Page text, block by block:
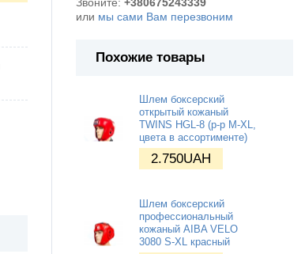
или мы сами Вам перезвоним
Похожие товары
Шлем боксерский
открытый кожаный
TWINS HGL-8 (р-р M-XL,
цвета в ассортименте)
2.750UAH
Шлем боксерский
профессиональный
кожаный AIBA VELO
3080 S-XL красный